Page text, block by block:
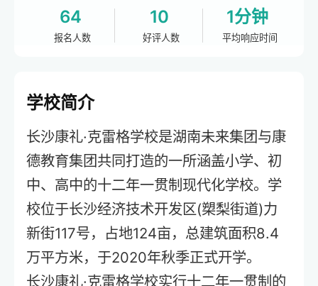
64
报名人数
10
好评人数
1分钟
平均响应时间
学校简介
长沙康礼·克雷格学校是湖南未来集团与康
德教育集团共同打造的一所涵盖小学、初
中、高中的十二年一贯制现代化学校。学
校位于长沙经济技术开发区(槊梨街道)力
新街117号，占地124亩，总建筑面积8.4
万平方米，于2020年秋季正式开学。
长沙康礼·克雷格学校实行十二年一贯制的